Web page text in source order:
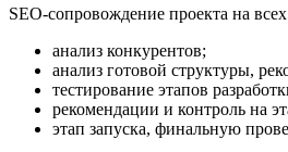
SEO-сопровождение проекта на
анализ конкурентов;
анализ готовой структуры,
тестирование этапов
рекомендации и контроль на
этап запуска, финальную